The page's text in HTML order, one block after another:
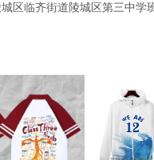
区临齐街道陵城区第三中